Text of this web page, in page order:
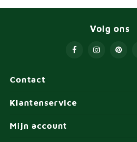
Contact
Volg ons
Klantenservice
Mijn account